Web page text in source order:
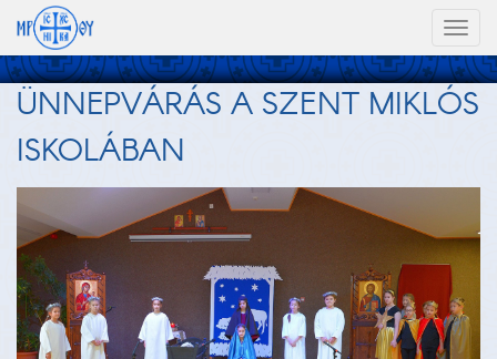
ÜNNEPVÁRÁS A SZENT MIKLÓS
ISKOLÁBAN